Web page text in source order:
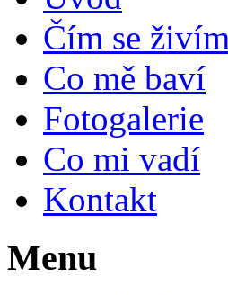
Čím se živím
Co mě baví
Fotogalerie
Co mi vadí
Kontakt
Menu